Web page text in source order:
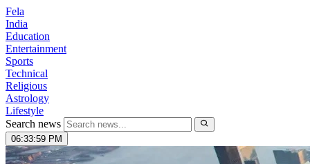
Fela
India
Education
Entertainment
Sports
Technical
Religious
Astrology
Lifestyle
Search news
06:34:00 PM